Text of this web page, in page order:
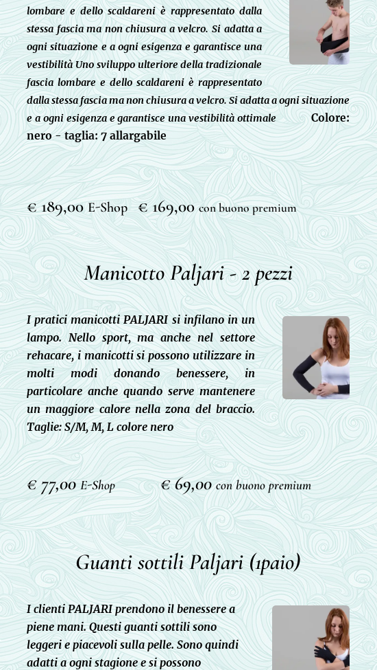
lombare e dello scaldareni è rappresentato dalla
stessa fascia ma non chiusura a velcro. Si adatta a
ogni situazione e a ogni esigenza e garantisce una
vestibilità Uno sviluppo ulteriore della tradizionale
fascia lombare e dello scaldareni è rappresentato
dalla stessa fascia ma non chiusura a velcro. Si adatta a ogni situazione
e a ogni esigenza e garantisce una vestibilità ottimaleColore:
nero - taglia: 7 allargabile
€ 189,00 E-Shop€ 169,00 con buono premium
ManicottoPaljari - 2 pezzi
I pratici manicotti PALJARI si infilano in un
lampo. Nello sport, ma anche nel settore
rehacare, i manicotti si possono utilizzare in
molti modi donando benessere, in
particolare anche quando serve mantenere
un maggiore calore nella zona del braccio.
Taglie: S/M, M, L colore nero
€ 77,00E-Shop€ 69,00con buono premium
Guanti sottili Paljari (1paio)
I clienti PALJARI prendono il benessere a
piene mani. Questi guanti sottili sono
leggeri e piacevoli sulla pelle. Sono quindi
adatti a ogni stagione e si possono